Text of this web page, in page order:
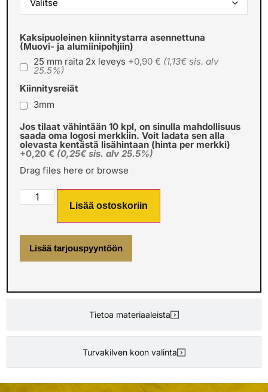
Tietoa materiaaleista
Turvakilven koon valinta
Kaksipuoleinen kiinnitystarra asennettuna
(Muovi- ja alumiinipohjiin)
25 mm raita 2x leveys +0,90 € (1,13€ sis. alv
25.5%)
Kiinnitysreiät
3mm
Jos tilaat vähintään 10 kpl, on sinulla mahdollisuus
saada oma logosi merkkiin. Voit ladata sen alla
olevasta kentästä lisähintaan (hinta per merkki)
+0,20 € (0,25€ sis. alv 25.5%)
Drag files here or browse
Lisää ostoskoriin
Lisää tarjouspyyntöön